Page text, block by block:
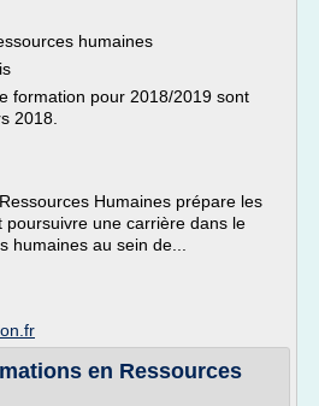
humaines
formation pour 2018/2019 sont
2018.
Humaines prépare les
poursuivre une carrière dans le
humaines au sein de...
en Ressources